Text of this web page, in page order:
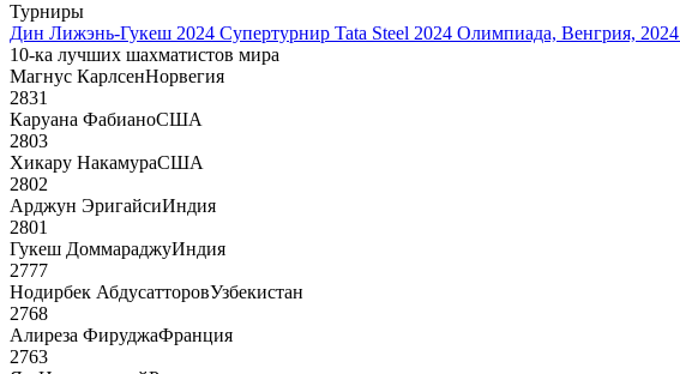
Турниры
Дин Лижэнь-Гукеш 2024 Супертурнир Tata Steel 2024 Олимпиада, Венгрия, 2024
10-ка лучших шахматистов мира
Магнус КарлсенНорвегия
2831
Каруана ФабианоСША
2803
Хикару НакамураСША
2802
Арджун ЭригайсиИндия
2801
Гукеш ДоммараджуИндия
2777
Нодирбек АбдусатторовУзбекистан
2768
Алиреза ФируджаФранция
2763